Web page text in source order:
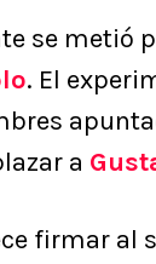
se metió
. El
a
firmar al